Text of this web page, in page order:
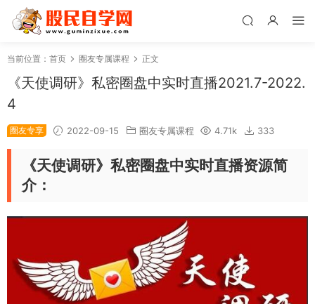
当前位置： 首页 圈友专属课程 正文
《天使调研》私密圈盘中实时直播2021.7-2022.
4
圈友专享 2022-09-15 圈友专属课程 4.71k 333
《天使调研》私密圈盘中实时直播资源简
介：